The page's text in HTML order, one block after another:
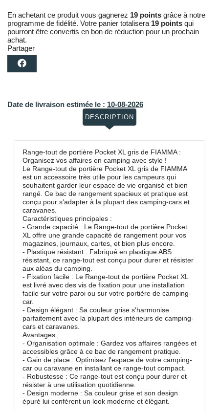
En achetant ce produit vous gagnerez 19 points grâce à notre
programme de fidélité. Votre panier totalisera 19 points qui
pourront être convertis en bon de réduction pour un prochain
achat.
Partager
Date de livraison estimée le : 10-08-2026
DESCRIPTION
Range-tout de portière Pocket XL gris de FIAMMA :
Organisez vos affaires en camping avec style !
Le Range-tout de portière Pocket XL gris de FIAMMA
est un accessoire très utile pour les campeurs qui
souhaitent garder leur espace de vie organisé et bien
rangé. Ce bac de rangement spacieux et pratique est
conçu pour s'adapter à la plupart des camping-cars et
caravanes.
Caractéristiques principales :
- Grande capacité : Le Range-tout de portière Pocket
XL offre une grande capacité de rangement pour vos
magazines, journaux, cartes, et bien plus encore.
- Plastique résistant : Fabriqué en plastique ABS
résistant, ce range-tout est conçu pour durer et résister
aux aléas du camping.
- Fixation facile : Le Range-tout de portière Pocket XL
est livré avec des vis de fixation pour une installation
facile sur votre paroi ou sur votre portière de camping-
car.
- Design élégant : Sa couleur grise s'harmonise
parfaitement avec la plupart des intérieurs de camping-
cars et caravanes.
Avantages :
- Organisation optimale : Gardez vos affaires rangées et
accessibles grâce à ce bac de rangement pratique.
- Gain de place : Optimisez l'espace de votre camping-
car ou caravane en installant ce range-tout compact.
- Robustesse : Ce range-tout est conçu pour durer et
résister à une utilisation quotidienne.
- Design moderne : Sa couleur grise et son design
épuré lui confèrent un look moderne et élégant.